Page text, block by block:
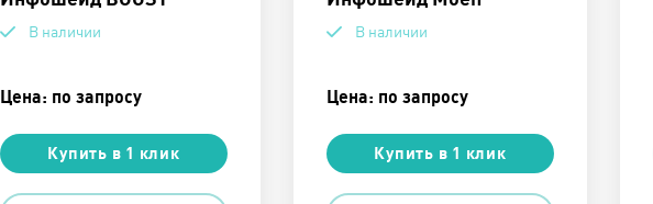
В наличии
Цена: по запросу
Купить в 1 клик
В наличии
Цена: по запросу
Купить в 1 клик